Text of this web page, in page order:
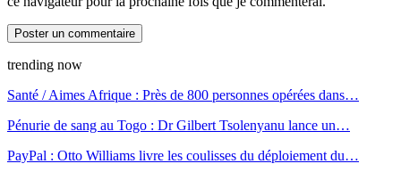
trending now
Santé / Aimes Afrique : Près de 800 personnes opérées dans…
Pénurie de sang au Togo : Dr Gilbert Tsolenyanu lance un…
PayPal : Otto Williams livre les coulisses du déploiement du…